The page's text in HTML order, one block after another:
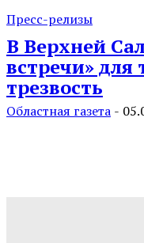
Пресс-релизы
В Верхней
встречи» для
трезвость
Областная газета -